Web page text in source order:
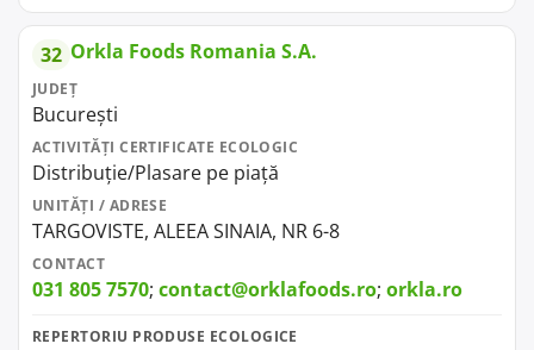
32 Orkla Foods Romania S.A.
JUDEȚ
București
ACTIVITĂȚI CERTIFICATE ECOLOGIC
Distribuție/Plasare pe piață
UNITĂȚI / ADRESE
TARGOVISTE, ALEEA SINAIA, NR 6-8
CONTACT
031 805 7570; contact@orklafoods.ro; orkla.ro
REPERTORIU PRODUSE ECOLOGICE